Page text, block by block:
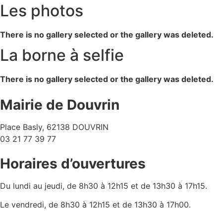
Les photos
There is no gallery selected or the gallery was deleted.
La borne à selfie
There is no gallery selected or the gallery was deleted.
Mairie de Douvrin
Place Basly, 62138 DOUVRIN
03 21 77 39 77
Horaires d’ouvertures
Du lundi au jeudi, de 8h30 à 12h15 et de 13h30 à 17h15.
Le vendredi, de 8h30 à 12h15 et de 13h30 à 17h00.